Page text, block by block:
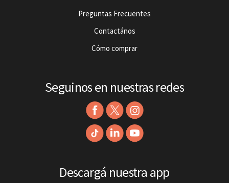
Preguntas Frecuentes
Contactános
Cómo comprar
Seguinos en nuestras redes
Descargá nuestra app